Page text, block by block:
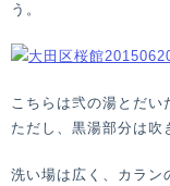
う。
こちらは弐の湯とだい
ただし、黒湯部分は吹
洗い場は広く、カラン